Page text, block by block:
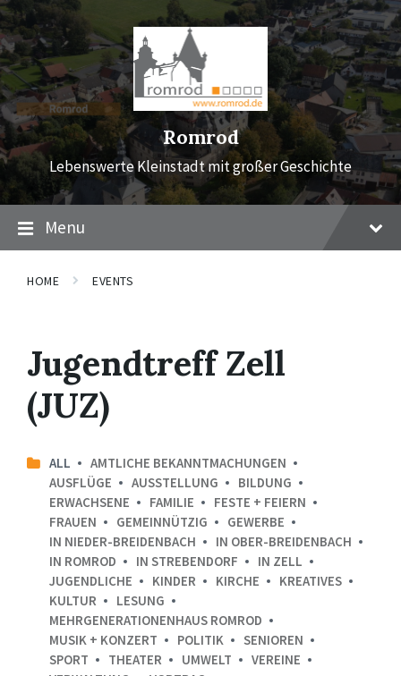
Skip
to
content
Skip
to
main
navigation
Skip
to
footer
Romrod
Lebenswerte Kleinstadt mit großer Geschichte
Menu
HOME EVENTS
Jugendtreff Zell
(JUZ)
ALL
AMTLICHE BEKANNTMACHUNGEN
AUSFLÜGE
AUSSTELLUNG
BILDUNG
ERWACHSENE
FAMILIE
FESTE + FEIERN
FRAUEN
GEMEINNÜTZIG
GEWERBE
IN NIEDER-BREIDENBACH
IN OBER-BREIDENBACH
IN ROMROD
IN STREBENDORF
IN ZELL
JUGENDLICHE
KINDER KIRCHE
KREATIVES
KULTUR
LESUNG
MEHRGENERATIONENHAUS ROMROD
MUSIK + KONZERT
POLITIK
SENIOREN
SPORT
THEATER UMWELT
VEREINE